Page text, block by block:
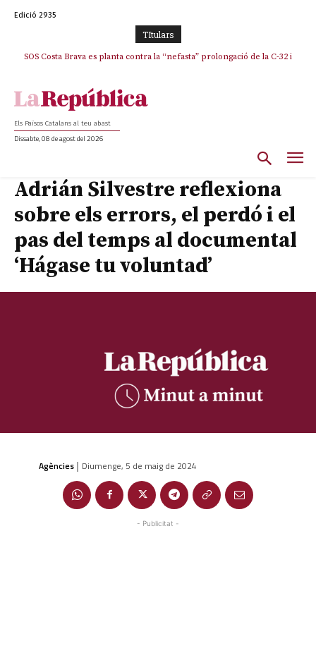
Edició 2935
TItulars
SOS Costa Brava es planta contra la “nefasta” prolongació de la C-32 i
Els Països Catalans al teu abast
Dissabte, 08 de agost del 2026
Adrián Silvestre reflexiona
sobre els errors, el perdó i el
pas del temps al documental
‘Hágase tu voluntad’
Agències | Diumenge, 5 de maig de 2024
- Publicitat -